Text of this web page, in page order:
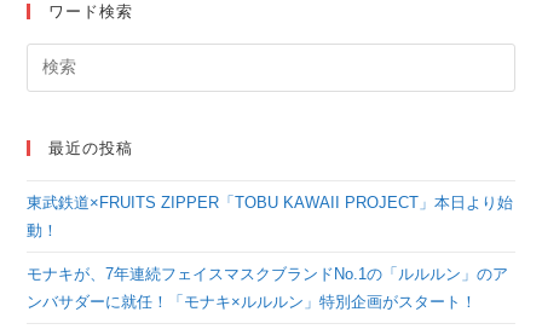
ワード検索
最近の投稿
東武鉄道×FRUITS ZIPPER「TOBU KAWAII PROJECT」本日より始
動！
モナキが、7年連続フェイスマスクブランドNo.1の「ルルルン」のア
ンバサダーに就任！「モナキ×ルルルン」特別企画がスタート！